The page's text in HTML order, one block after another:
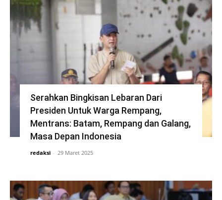
Serahkan Bingkisan Lebaran Dari
Presiden Untuk Warga Rempang,
Mentrans: Batam, Rempang dan Galang,
Masa Depan Indonesia
redaksi - 29 Maret 2025